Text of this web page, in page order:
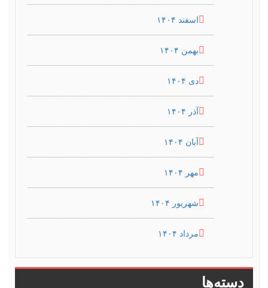
اسفند ۱۴۰۴
بهمن ۱۴۰۴
دی ۱۴۰۴
آذر ۱۴۰۴
آبان ۱۴۰۴
مهر ۱۴۰۴
شهریور ۱۴۰۴
مرداد ۱۴۰۴
دسته‌ها